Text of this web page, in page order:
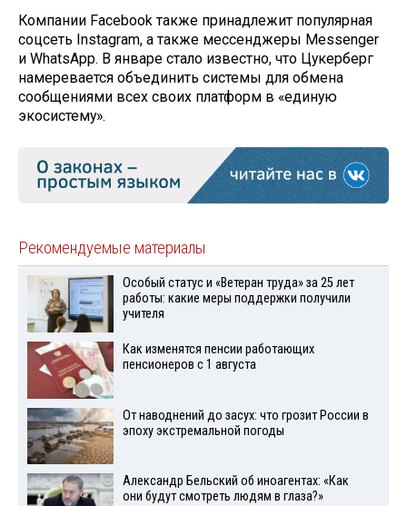
Компании Facebook также принадлежит популярная
соцсеть Instagram, а также мессенджеры Messenger
и WhatsApp. В январе стало известно, что Цукерберг
намеревается объединить системы для обмена
сообщениями всех своих платформ в «единую
экосистему».
Рекомендуемые материалы
Особый статус и «Ветеран труда» за 25 лет
работы: какие меры поддержки получили
учителя
Как изменятся пенсии работающих
пенсионеров с 1 августа
От наводнений до засух: что грозит России в
эпоху экстремальной погоды
Александр Бельский об иноагентах: «Как
они будут смотреть людям в глаза?»